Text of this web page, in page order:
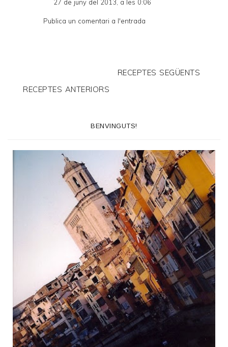
27 de juny del 2013, a les 0:06
Publica un comentari a l'entrada
RECEPTES SEGÜENTS
RECEPTES ANTERIORS
BENVINGUTS!